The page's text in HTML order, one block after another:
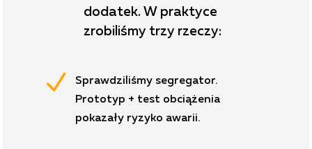
dodatek. W praktyce
zrobiliśmy trzy rzeczy:
N
Sprawdziliśmy segregator.
Prototyp + test obciążenia
pokazały ryzyko awarii.